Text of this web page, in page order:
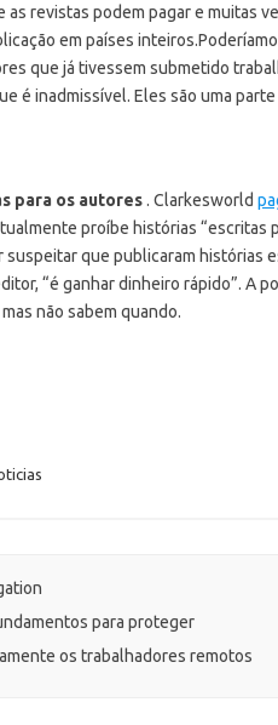
as revistas podem pagar e muitas
em países inteiros.
que já tivessem submetido
é inadmissível. Eles são uma
para os autores. Clarkesworld
proíbe histórias “escritas
suspeitar que publicaram histórias
“é ganhar dinheiro rápido”. A
não sabem quando.
para proteger
os trabalhadores remotos